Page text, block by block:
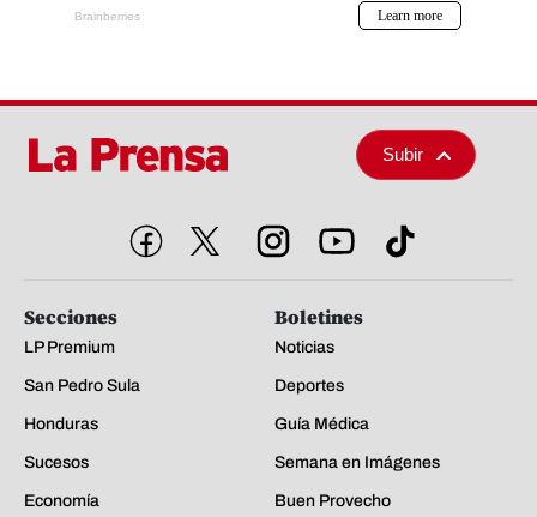
Subir
Secciones
LP Premium
San Pedro Sula
Honduras
Sucesos
Economía
Boletines
Noticias
Deportes
Guía Médica
Semana en Imágenes
Buen Provecho